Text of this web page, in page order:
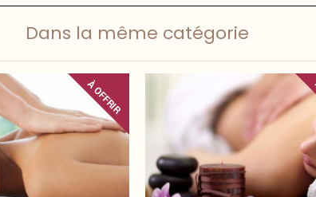
Dans la même catégorie
À OFFRIR